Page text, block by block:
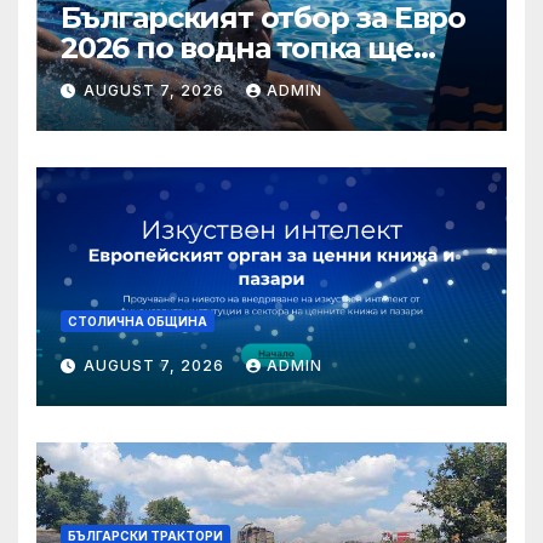
Българският отбор за Евро
2026 по водна топка ще
бъде обявен на 7 август
AUGUST 7, 2026 ADMIN
СТОЛИЧНА ОБЩИНА
AUGUST 7, 2026 ADMIN
БЪЛГАРСКИ ТРАКТОРИ